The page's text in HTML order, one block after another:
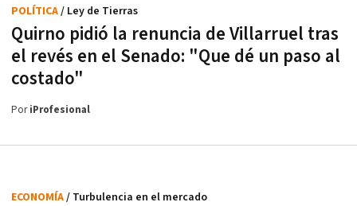
Quirno pidió la renuncia de Villarruel tras
el revés en el Senado: "Que dé un paso al
costado"
POLÍTICA/ Ley de Tierras
PoriProfesional
ECONOMÍA/ Turbulencia en el mercado